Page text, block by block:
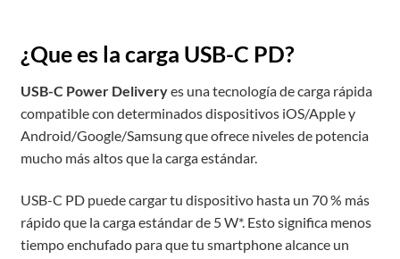
¿Que es la carga USB-C PD?
USB-C Power Deliveryes una tecnología de carga rápida
compatible con determinados dispositivos iOS/Apple y
Android/Google/Samsung que ofrece niveles de potencia
mucho más altos que la carga estándar.
USB-C PD puede cargar tu dispositivo hasta un 70 % más
rápido que la carga estándar de 5 W*. Esto significa menos
tiempo enchufado para que tu smartphone alcance un